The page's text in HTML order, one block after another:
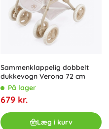
Sammenklappelig dobbelt
dukkevogn Verona 72 cm
På lager
679 kr.
Læg i kurv